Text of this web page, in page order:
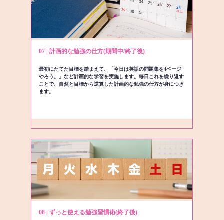
07 | 計画的な勉強の仕方(期間中/終了後)
最初にたてた目標を踏まえて、「今日は英語の問題集を4ページ
やろう。」など計画的な学習を実施します。毎日これを繰り返す
ことで、自然と目標から逆算した計画的な勉強の仕方が身につき
ます。
08 | ずっと使える勉強習慣術(終了後)